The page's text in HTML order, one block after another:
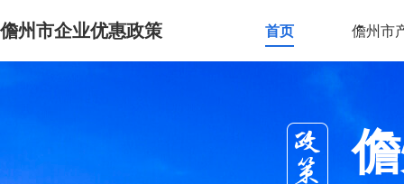
儋州市企业优惠政策 首页 儋州市